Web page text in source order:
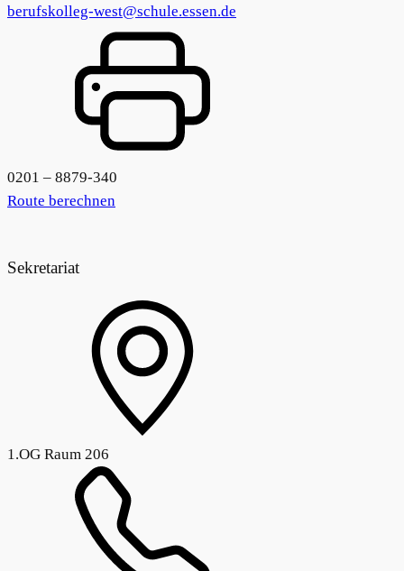
berufskolleg-west@schule.essen.de
0201 – 8879-340
Route berechnen
Sekretariat
1.OG Raum 206